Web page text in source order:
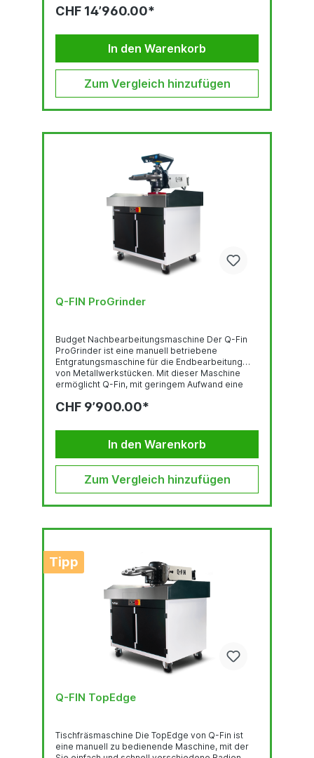
Polieren. Mit dem TopGrinder können Sie
geringen Kosten durchführen. Mit dieser
Maschine ermöglicht es Q-Fin, mit geringem
Aufwand qualitativ hochwertige Verrundungen zu
auf Hochglanz zu polieren. Der TopGrinder ist
ergonomisch gebaut,...
CHF 14’960.00*
In den Warenkorb
Zum Vergleich hinzufügen
Q-FIN ProGrinder
Budget Nachbearbeitungsmaschine Der Q-Fin
ProGrinder ist eine manuell betriebene
Entgratungsmaschine für die Endbearbeitung
von Metallwerkstücken. Mit dieser Maschine
ermöglicht Q-Fin, mit geringem Aufwand eine
abzuschleifen und sogar auf Hochglanz zu
auch mit einem Exzenterkopf ausstatten, um das
Produkt richtungsfrei zu bearbeiten. Der
ProGrinder wurde von Q-Fin für die
Endbearbeitung von Blechteilen entwickelt.
CHF 9’900.00*
In den Warenkorb
Zum Vergleich hinzufügen
Tipp
Q-FIN TopEdge
Tischfräsmaschine Die TopEdge von Q-Fin ist
eine manuell zu bedienende Maschine, mit der